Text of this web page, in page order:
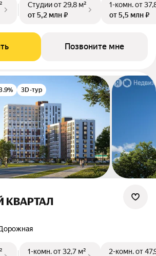
Студииот 29,8 м²
от 5,2 млн ₽
1-комн.от
от 5,5 млн ₽
Позвоните мне
3D-тур
1-комн.от 32,7 м²
2-комн.от